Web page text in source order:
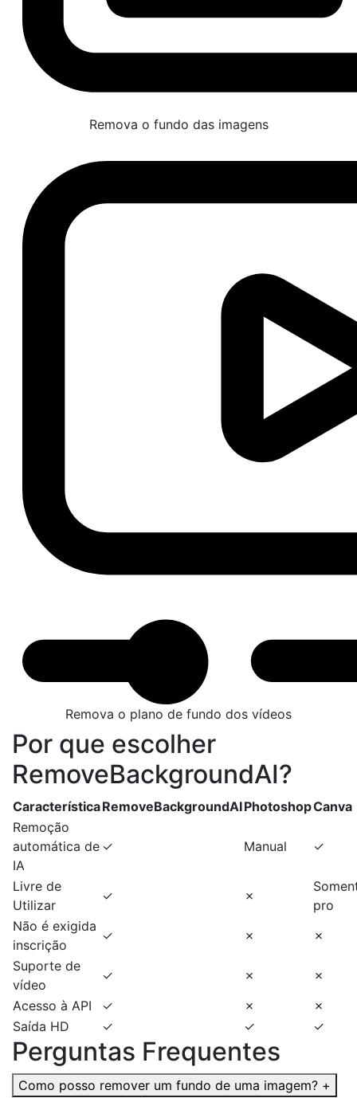
Remova o fundo das imagens
Remova o plano de fundo dos vídeos
Por que escolher
RemoveBackgroundAI?
CaracterísticaRemoveBackgroundAIPhotoshopCanva
Remoção
automática de
IA
✓ Manual ✓
Livre de
Utilizar
✓ ✗
pro
Não é exigida
inscrição
✓ ✗
✗
Suporte de
vídeo
✓ ✗
✗
Acesso à API
✓ ✗
✗
Saída HD
✓ ✓ ✓
Perguntas Frequentes
Como posso remover um fundo de uma imagem? +